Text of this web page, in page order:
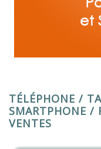
TÉLÉPHONE /
SMARTPHONE /
VENTES